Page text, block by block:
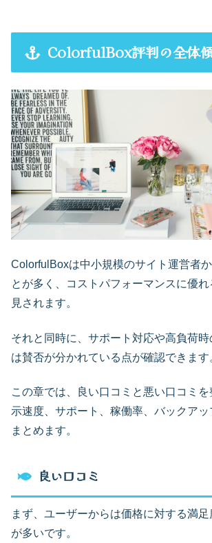
ColorfulBox評判の全体
ColorfulBoxは中小規模のサイト運営者
とが多く、コストパフォーマンスに優
見されます。
それと同時に、サポート対応や高負荷
は賛否が分かれている点が確認できます
この章では、良い口コミと悪い口コミ
示速度、サポート、稼働率、バックア
まとめます。
良い口コミ
まず、ユーザーからは価格に対する満
が多いです。